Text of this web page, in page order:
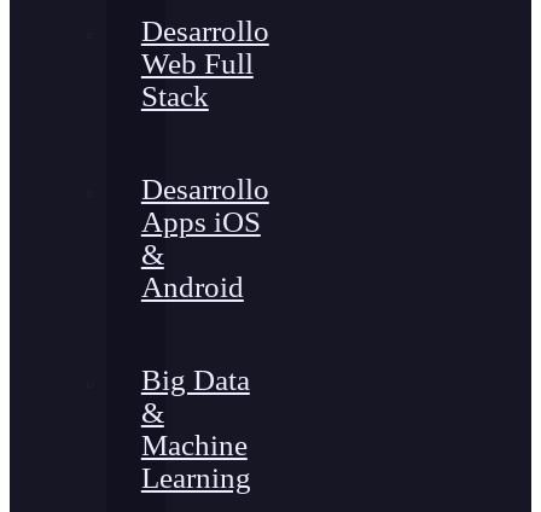
Desarrollo
Web Full
Stack
Desarrollo
Apps iOS
&
Android
Big Data
&
Machine
Learning